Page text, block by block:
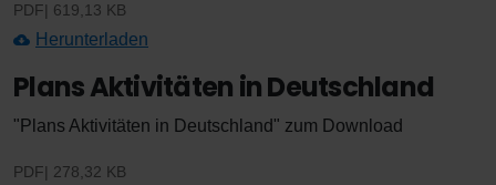
PDF 619,13 KB
Herunterladen
Plans Aktivitäten in Deutschland
"Plans Aktivitäten in Deutschland" zum Download
PDF 278,32 KB